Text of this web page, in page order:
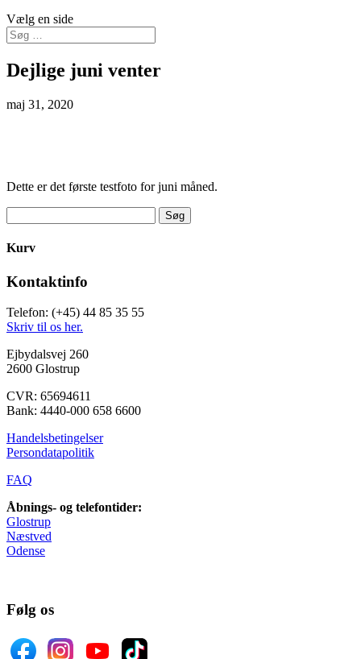
Vælg en side
Dejlige juni venter
maj 31, 2020
Dette er det første testfoto for juni måned.
efter:
Kurv
Kontaktinfo
Telefon: (+45) 44 85 35 55
Skriv til os her.
Ejbydalsvej 260
2600 Glostrup
CVR: 65694611
Bank: 4440-000 658 6600
Handelsbetingelser
Persondatapolitik
FAQ
Åbnings- og telefontider:
Glostrup
Næstved
Odense
Følg os